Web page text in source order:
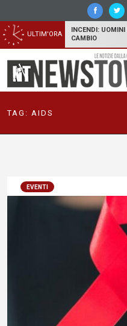
ULTIM'ORA
INCENDI: UOMINI
CAMBIO
TAG: AIDS
EVENTI